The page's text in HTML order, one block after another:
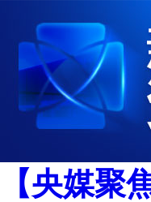
【央媒聚